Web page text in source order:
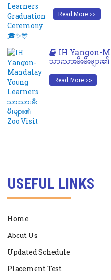
Read More >>
IH Yangon-
သားသားမီးမီးမျာ
Read More >>
USEFUL LINKS
Home
About Us
Updated Schedule
Placement Test